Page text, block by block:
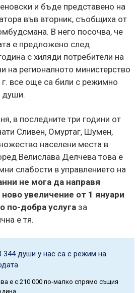
и бъде представено на
във вторник, съобщиха от
В него посочва, че
е предложено след
с хиляди потребители на
на регионалното министерство
все още са били с режимно
души.
в последните три години от
Сливен, Омуртаг, Шумен,
населени места в
Велислава Делчева това е
слабости в управлението на
не мога да направя
увеличение от 1 януари
по-добра услуга за
е тя.
344 души у нас са с режим на
е с 210 000 по-малко спрямо същия